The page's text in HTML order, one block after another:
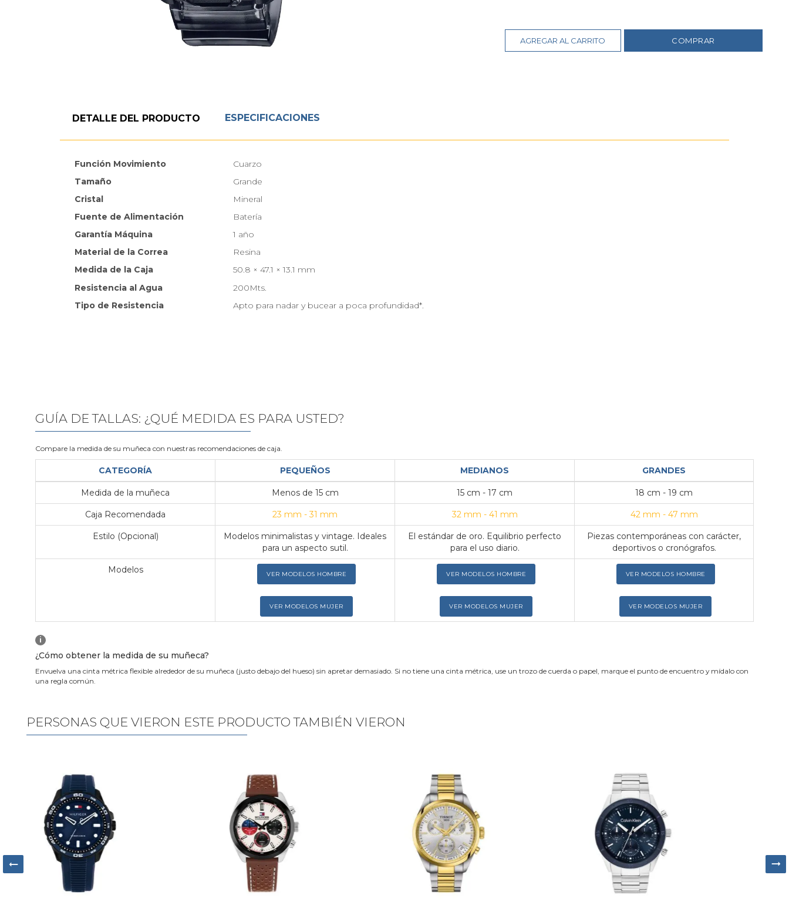
AGREGAR AL CARRITO COMPRAR
DETALLE DEL PRODUCTO ESPECIFICACIONES
Función Movimiento
Cuarzo
Tamaño
Grande
Cristal
Mineral
Fuente de Alimentación
Batería
Garantía Máquina
1 año
Material de la Correa
Resina
Medida de la Caja
50.8 × 47.1 × 13.1 mm
Resistencia al Agua
200Mts.
Tipo de Resistencia
Apto para nadar y bucear a poca profundidad*.
GUÍA DE TALLAS: ¿QUÉ MEDIDA ES PARA USTED?
Compare la medida de su muñeca con nuestras recomendaciones de caja.
CATEGORÍA PEQUEÑOS MEDIANOS GRANDES
Medida de la muñeca Menos de 15 cm 15 cm - 17 cm 18 cm - 19 cm
Caja Recomendada 23 mm - 31 mm 32 mm - 41 mm 42 mm - 47 mm
Estilo (Opcional)
Modelos minimalistas y vintage. Ideales
para un aspecto sutil.
El estándar de oro. Equilibrio perfecto
para el uso diario.
Piezas contemporáneas con carácter,
deportivos o cronógrafos.
Modelos VER MODELOS HOMBRE
VER MODELOS MUJER
VER MODELOS HOMBRE
VER MODELOS MUJER
VER MODELOS HOMBRE
VER MODELOS MUJER
i
¿Cómo obtener la medida de su muñeca?
Envuelva una cinta métrica flexible alrededor de su muñeca (justo debajo del hueso) sin apretar demasiado. Si no tiene una cinta métrica, use un trozo de cuerda o papel, marque el punto de encuentro y mídalo con
una regla común.
PERSONAS QUE VIERON ESTE PRODUCTO TAMBIÉN VIERON